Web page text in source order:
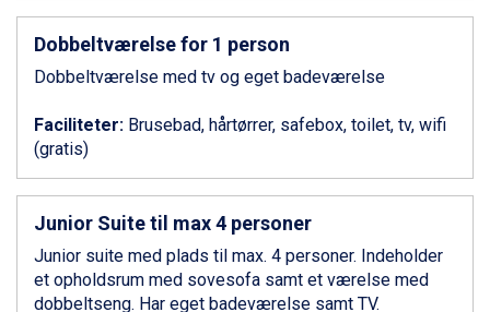
Passo Tonale fra DKK 3.795
Saalbach fra DKK 5.945
Sölden fra DKK 8.445
Bad Hofgastein fra DKK 5.495
Sestriere fra DKK 4.395
Fieberbrunn fra DKK 6.145
Wagrain fra DKK 4.645
Ischgl fra DKK 7.095
St. Anton fra DKK 7.245
Zell am See fra DKK 4.095
Canazei fra DKK 4.745
Livigno fra DKK 4.145
Dobbeltværelse for 1 person
Dobbeltværelse med tv og eget badeværelse
Faciliteter: Brusebad, hårtørrer, safebox, toilet, tv, wifi
(gratis)
Junior Suite til max 4 personer
Junior suite med plads til max. 4 personer. Indeholder
et opholdsrum med sovesofa samt et værelse med
dobbeltseng. Har eget badeværelse samt TV.